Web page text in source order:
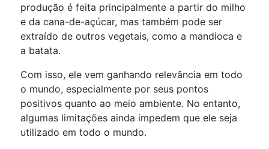
produção é feita principalmente a partir do milho
e da cana-de-açúcar, mas também pode ser
extraído de outros vegetais, como a mandioca e
a batata.
Com isso, ele vem ganhando relevância em todo
o mundo, especialmente por seus pontos
positivos quanto ao meio ambiente. No entanto,
algumas limitações ainda impedem que ele seja
utilizado em todo o mundo.